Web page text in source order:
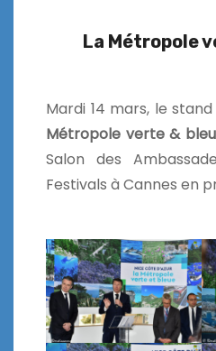
La Métropole
Mardi 14 mars, le stand
Métropole verte &
Salon des
Festivals à Cannes en